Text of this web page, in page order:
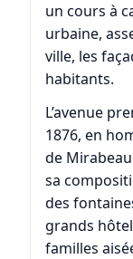
un cours à
urbaine,
ville, les
habitants.
L’avenue
1876, en
de
sa
des
grands
familles